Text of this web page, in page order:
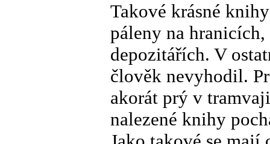
Takové krásné
páleny na
depozitářích. V
člověk nevyhodil.
akorát prý v
nalezené knihy